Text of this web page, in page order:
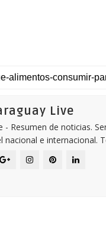
Live
- Resumen de noticias.
nacional e internacional.